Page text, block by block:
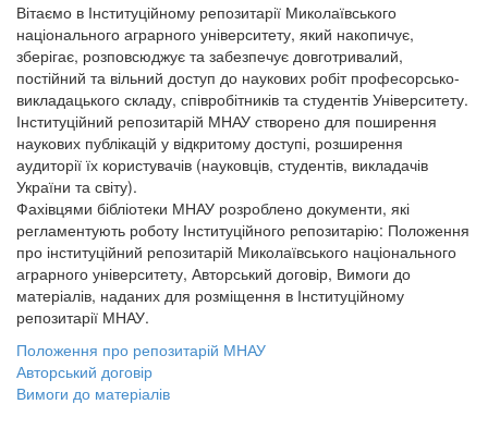
Вітаємо в Інституційному репозитарії Миколаївського
національного аграрного університету, який накопичує,
зберігає, розповсюджує та забезпечує довготривалий,
постійний та вільний доступ до наукових робіт професорсько-
викладацького складу, співробітників та студентів Університету.
Інституційний репозитарій МНАУ створено для поширення
наукових публікацій у відкритому доступі, розширення
аудиторії їх користувачів (науковців, студентів, викладачів
України та світу).
Фахівцями бібліотеки МНАУ розроблено документи, які
регламентують роботу Інституційного репозитарію: Положення
про інституційний репозитарій Миколаївського національного
аграрного університету, Авторський договір, Вимоги до
матеріалів, наданих для розміщення в Інституційному
репозитарії МНАУ.
Положення про репозитарій МНАУ
Авторський договір
Вимоги до матеріалів